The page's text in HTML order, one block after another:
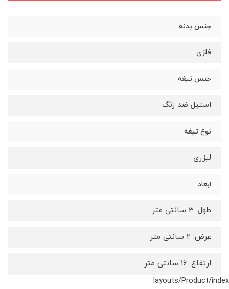
جنس بدنه
فلزی
جنس تیغه
استیل ضد زنگ
نوع تیغه
لیزری
ابعاد
طول: 3 سانتی متر
عرض: 2 سانتی متر
ارتفاع: 16 سانتی متر
layouts/Product/index